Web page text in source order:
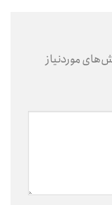
موردنیاز